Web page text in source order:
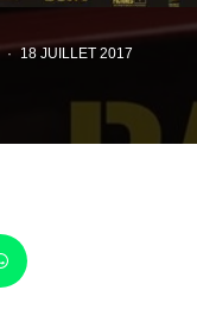
· 18 JUILLET 2017